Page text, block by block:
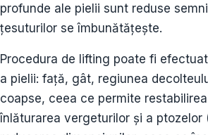
profunde ale pielii sunt reduse
țesuturilor se îmbunătățește.
Procedura de lifting poate fi
a pielii: faţă, gât, regiunea
coapse, ceea ce permite
înlăturarea vergeturilor şi a ptozelor